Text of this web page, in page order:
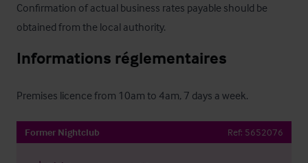
Confirmation of actual business rates payable should be
obtained from the local authority.
Informations réglementaires
Premises licence from 10am to 4am, 7 days a week.
Former Nightclub Ref: 5652076